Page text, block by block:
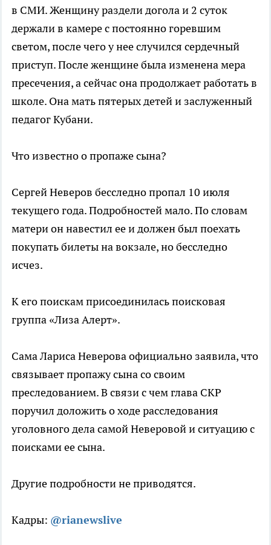
в СМИ. Женщину раздели догола и 2 суток
держали в камере с постоянно горевшим
светом, после чего у нее случился сердечный
приступ. После женщине была изменена мера
пресечения, а сейчас она продолжает работать в
школе. Она мать пятерых детей и заслуженный
педагог Кубани.
Что известно о пропаже сына?
Сергей Неверов бесследно пропал 10 июля
текущего года. Подробностей мало. По словам
матери он навестил ее и должен был поехать
покупать билеты на вокзале, но бесследно
исчез.
К его поискам присоединилась поисковая
группа «Лиза Алерт».
Сама Лариса Неверова официально заявила, что
связывает пропажу сына со своим
преследованием. В связи с чем глава СКР
поручил доложить о ходе расследования
уголовного дела самой Неверовой и ситуацию с
поисками ее сына.
Другие подробности не приводятся.
Кадры: @rianewslive